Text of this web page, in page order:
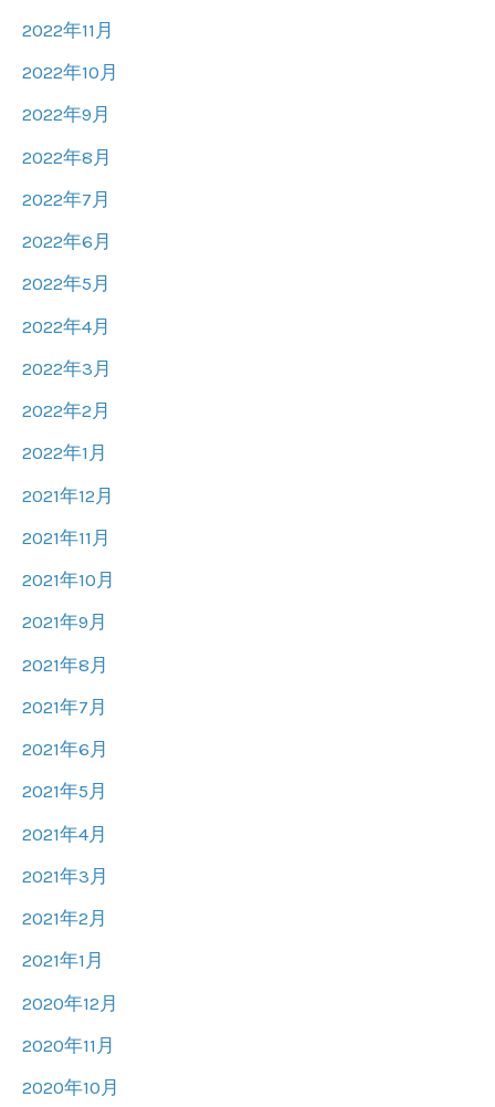
2022年11月
2022年10月
2022年9月
2022年8月
2022年7月
2022年6月
2022年5月
2022年4月
2022年3月
2022年2月
2022年1月
2021年12月
2021年11月
2021年10月
2021年9月
2021年8月
2021年7月
2021年6月
2021年5月
2021年4月
2021年3月
2021年2月
2021年1月
2020年12月
2020年11月
2020年10月